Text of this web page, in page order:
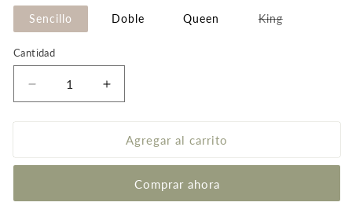
oferta
Sencillo Doble Queen KingVariante
agotada
Cantidad
Reducir
cantidad
color
Aumentar
cantidad
Cobija
conejo
color
Agregar al carrito
Comprar ahora